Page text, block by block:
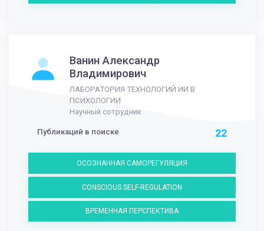
Ванин Александр
Владимирович
ЛАБОРАТОРИЯ ТЕХНОЛОГИЙ ИИ В
ПСИХОЛОГИИ
Научный сотрудник
Публикаций в поиске 22
ОСОЗНАННАЯ САМОРЕГУЛЯЦИЯ
CONSCIOUS SELF-REGULATION
ВРЕМЕННАЯ ПЕРСПЕКТИВА